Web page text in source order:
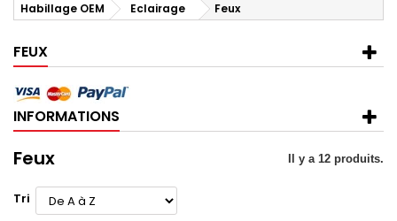
Habillage OEM
Eclairage Feux
FEUX
INFORMATIONS
Feux Il y a 12 produits.
Tri